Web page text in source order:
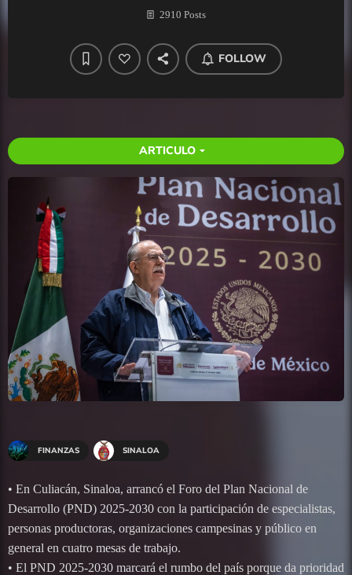
2910 Posts
FOLLOW
ARTICULO arrow_drop_down
FINANZAS SINALOA
• En Culiacán, Sinaloa, arrancó el Foro del Plan Nacional de
Desarrollo (PND) 2025-2030 con la participación de especialistas,
personas productoras, organizaciones campesinas y público en
general en cuatro mesas de trabajo.
• El PND 2025-2030 marcará el rumbo del país porque da prioridad